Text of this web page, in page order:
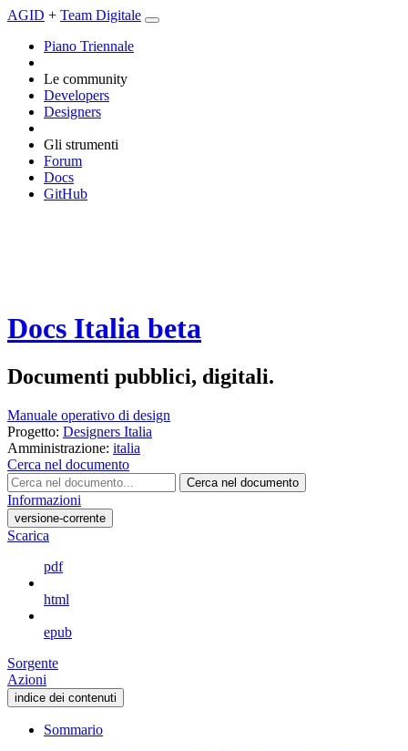
AGID + Team Digitale
Piano Triennale
Le community
Developers
Designers
Gli strumenti
Forum
Docs
GitHub
Docs Italia beta
Documenti pubblici, digitali.
Manuale operativo di design
Progetto: Designers Italia
Amministrazione: italia
Cerca nel documento
Cerca nel documento
Informazioni
versione-corrente
Scarica
pdf
html
epub
Sorgente
Azioni
indice dei contenuti
Sommario